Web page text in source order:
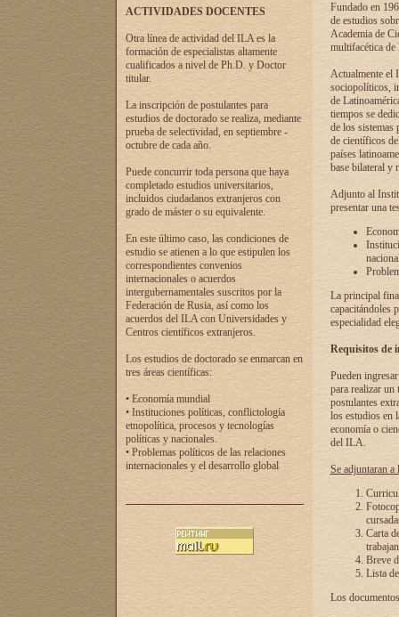
ACTIVIDADES DOCENTES
Otra línea de actividad del ILA es la
formación de especialistas altamente
cualificados a nivel de Ph.D. y Doctor
titular.
La inscripción de postulantes para
estudios de doctorado se realiza, mediante
prueba de selectividad, en septiembre -
octubre de cada año.
Puede concurrir toda persona que haya
completado estudios universitarios,
incluidos ciudadanos extranjeros con
grado de máster o su equivalente.
En este último caso, las condiciones de
estudio se atienen a lo que estipulen los
correspondientes convenios
internacionales o acuerdos
intergubernamentales suscritos por la
Federación de Rusia, así como los
acuerdos del ILA con Universidades y
Centros científicos extranjeros.
Los estudios de doctorado se enmarcan en
tres áreas científicas:
• Economía mundial
• Instituciones políticas, conflictología
etnopolítica, procesos y tecnologías
políticas y nacionales.
• Problemas políticos de las relaciones
internacionales y el desarrollo global
Fundado en
de estudios
Academia de
multifacética de
Actualmente el
sociopolíticos,
de
tiempos se
de los sistemas
de científicos
países
base bilateral y
Adjunto al
presentar una
La principal
capacitándoles
especialidad
Requisitos de
Pueden
para realizar un
postulantes
los estudios en
economía o
del ILA.
Se adjuntaran a
Carta
Breve
Lista
Los